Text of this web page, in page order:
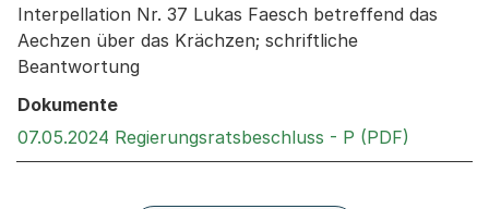
Interpellation Nr. 37 Lukas Faesch betreffend das
Aechzen über das Krächzen; schriftliche
Beantwortung
Dokumente
07.05.2024 Regierungsratsbeschluss - P (PDF)